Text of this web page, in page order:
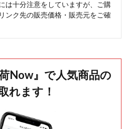
は十分注意をしていますが、ご購
ンク先の販売価格・販売元をご確
Now』で人気商品の
れます！